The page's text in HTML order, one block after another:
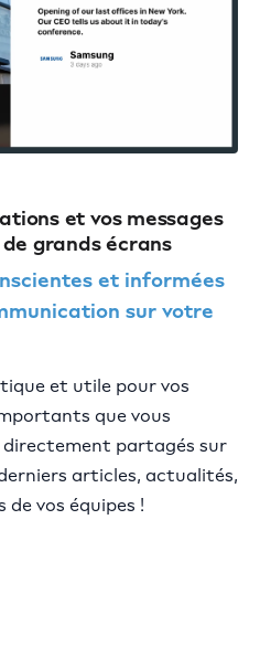
et vos messages
grands écrans
et informées
sur votre
et utile pour vos
que vous
directement partagés sur
articles, actualités,
vos équipes !